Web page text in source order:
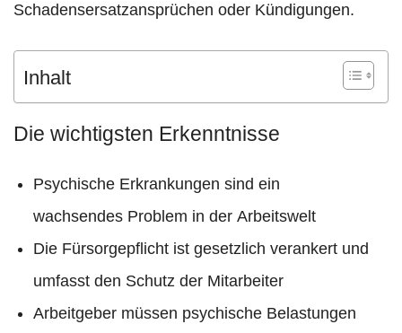
Schadensersatzansprüchen oder Kündigungen.
Inhalt
Die wichtigsten Erkenntnisse
Psychische Erkrankungen sind ein
wachsendes Problem in der Arbeitswelt
Die Fürsorgepflicht ist gesetzlich verankert und
umfasst den Schutz der Mitarbeiter
Arbeitgeber müssen psychische Belastungen